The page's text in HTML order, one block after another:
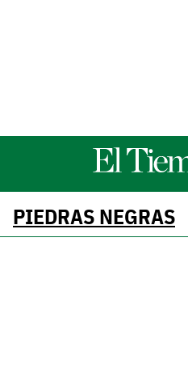
PIEDRAS NEGRAS